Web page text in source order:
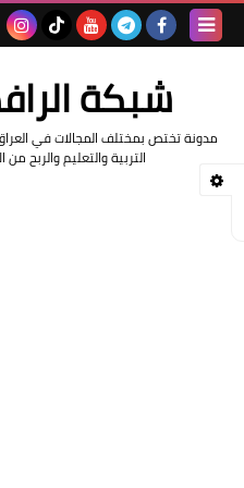
شبكة
مدونة تختص بمختلف المجالات في العراق
التربية والتعليم والربح من